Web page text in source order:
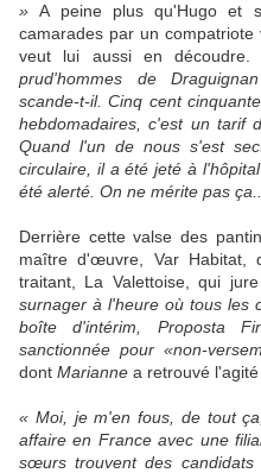
» A peine plus qu'Hugo et
camarades par un
veut lui aussi en
prud'hommes de
scande-t-il. Cinq cent
hebdomadaires, c'est un tarif
Quand l'un de nous s'est
circulaire, il a été jeté à
été alerté. On ne mérite pas
Derrière cette valse des
maître d'œuvre, Var Habitat,
traitant, La Valettoise, qui
surnager à l'heure où tous les
boîte d'intérim, Proposta
sanctionnée pour «non-
dont Marianne a retrouvé l'agité
« Moi, je m'en fous, de tout
affaire en France avec une
sœurs trouvent des